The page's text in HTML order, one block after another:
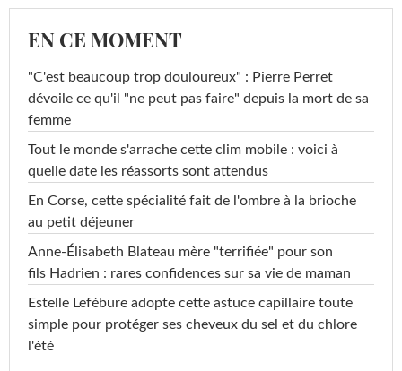
EN CE MOMENT
"C'est beaucoup trop douloureux" : Pierre Perret
dévoile ce qu'il "ne peut pas faire" depuis la mort de sa
femme
Tout le monde s'arrache cette clim mobile : voici à
quelle date les réassorts sont attendus
En Corse, cette spécialité fait de l'ombre à la brioche
au petit déjeuner
Anne-Élisabeth Blateau mère "terrifiée" pour son
fils Hadrien : rares confidences sur sa vie de maman
Estelle Lefébure adopte cette astuce capillaire toute
simple pour protéger ses cheveux du sel et du chlore
l'été